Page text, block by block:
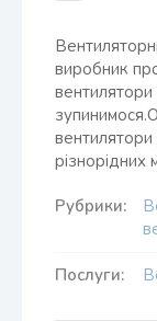
виробник
вентилятори
вентилятори
різнорідних
Рубрики:
Послуги: